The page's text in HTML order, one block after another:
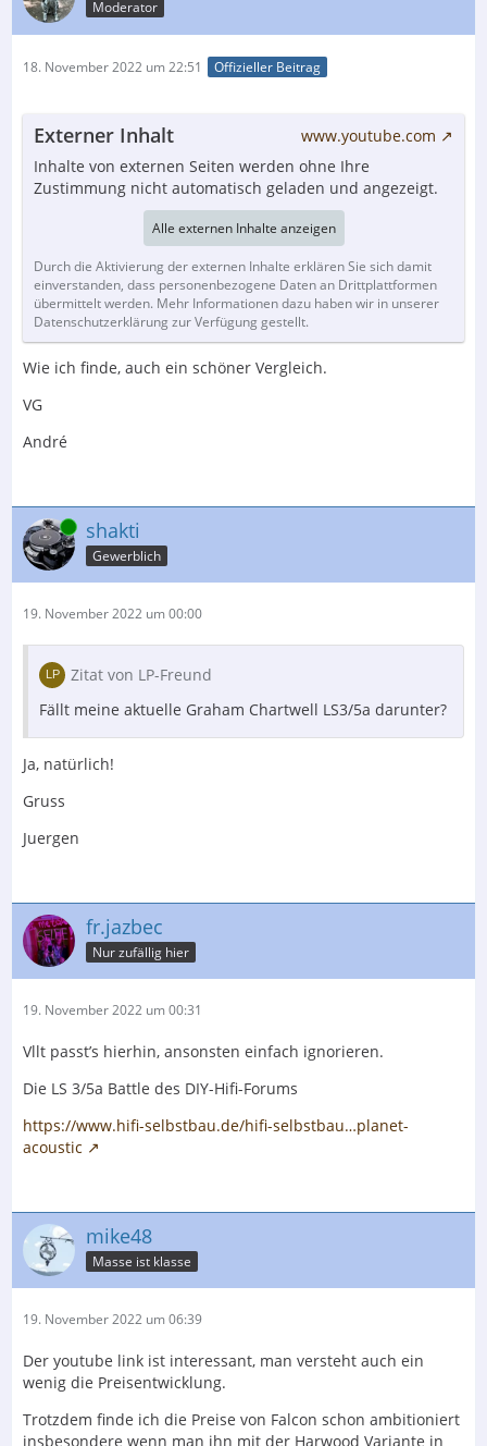
Moderator
18. November 2022 um 22:51 Offizieller Beitrag
Externer Inhalt
www.youtube.com
Inhalte von externen Seiten werden ohne Ihre
Zustimmung nicht automatisch geladen und angezeigt.
Alle externen Inhalte anzeigen
Durch die Aktivierung der externen Inhalte erklären Sie sich damit
einverstanden, dass personenbezogene Daten an Drittplattformen
übermittelt werden. Mehr Informationen dazu haben wir in unserer
Datenschutzerklärung zur Verfügung gestellt.
Wie ich finde, auch ein schöner Vergleich.
VG
André
Online shakti
Gewerblich
19. November 2022 um 00:00
Zitat von LP-Freund
Fällt meine aktuelle Graham Chartwell LS3/5a darunter?
Ja, natürlich!
Gruss
Juergen
fr.jazbec
Nur zufällig hier
19. November 2022 um 00:31
Vllt passt’s hierhin, ansonsten einfach ignorieren.
Die LS 3/5a Battle des DIY-Hifi-Forums
https://www.hifi-selbstbau.de/hifi-selbstbau…planet-
acoustic
mike48
Masse ist klasse
19. November 2022 um 06:39
Der youtube link ist interessant, man versteht auch ein
wenig die Preisentwicklung.
Trotzdem finde ich die Preise von Falcon schon ambitioniert
insbesondere wenn man ihn mit der Harwood Variante in